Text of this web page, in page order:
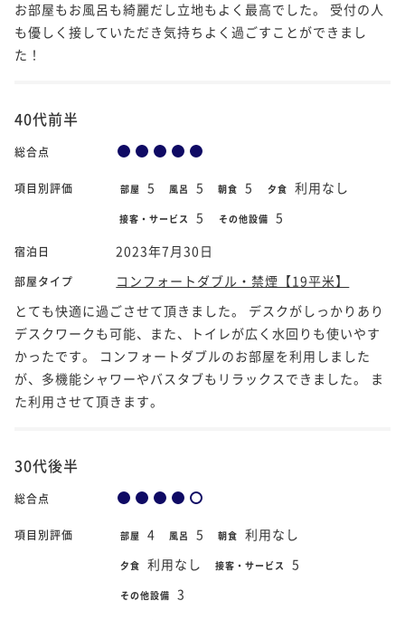
お部屋もお風呂も綺麗だし立地もよく最高でした。 受付の人
も優しく接していただき気持ちよく過ごすことができまし
た！
40代前半
総合点
項目別評価 部屋 5 風呂 5 朝食 5 夕食 利用なし
接客・サービス 5 その他設備 5
宿泊日 2023年7月30日
部屋タイプ
コンフォートダブル・禁煙【19平米】
とても快適に過ごさせて頂きました。 デスクがしっかりあり
デスクワークも可能、また、トイレが広く水回りも使いやす
かったです。 コンフォートダブルのお部屋を利用しました
が、多機能シャワーやバスタブもリラックスできました。 ま
た利用させて頂きます。
30代後半
総合点
項目別評価 部屋 4 風呂 5 朝食 利用なし
夕食 利用なし 接客・サービス 5
その他設備 3